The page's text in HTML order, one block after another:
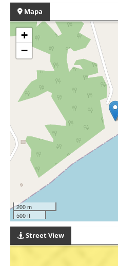
Mapa
+
−
200 m
500 ft
Street View